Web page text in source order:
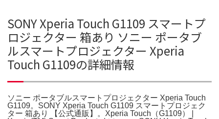
SONY Xperia Touch G1109 スマートプ
ロジェクター 箱あり ソニー ポータブ
ルスマートプロジェクター Xperia
Touch G1109の詳細情報
ソニー ポータブルスマートプロジェクター Xperia Touch
G1109。SONY Xperia Touch G1109 スマートプロジェク
ター 箱あり 【公式通販】。Xperia Touch（G1109） |